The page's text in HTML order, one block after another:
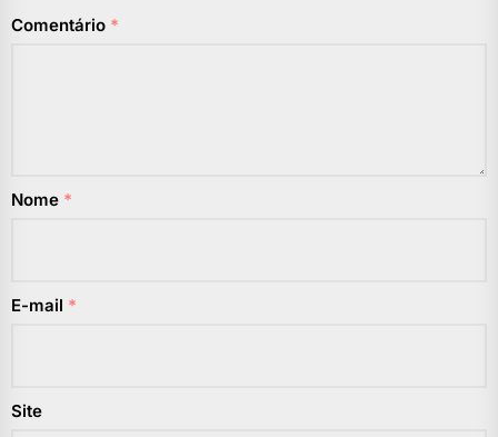
Comentário *
Nome *
E-mail *
Site